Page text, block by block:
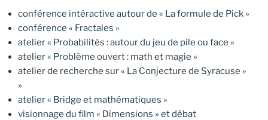
conférence intéractive autour de « La formule de Pick »
conférence « Fractales »
atelier « Probabilités : autour du jeu de pile ou face »
atelier « Problème ouvert : math et magie »
atelier de recherche sur « La Conjecture de Syracuse »
»
atelier « Bridge et mathématiques »
visionnage du film « Dimensions » et débat